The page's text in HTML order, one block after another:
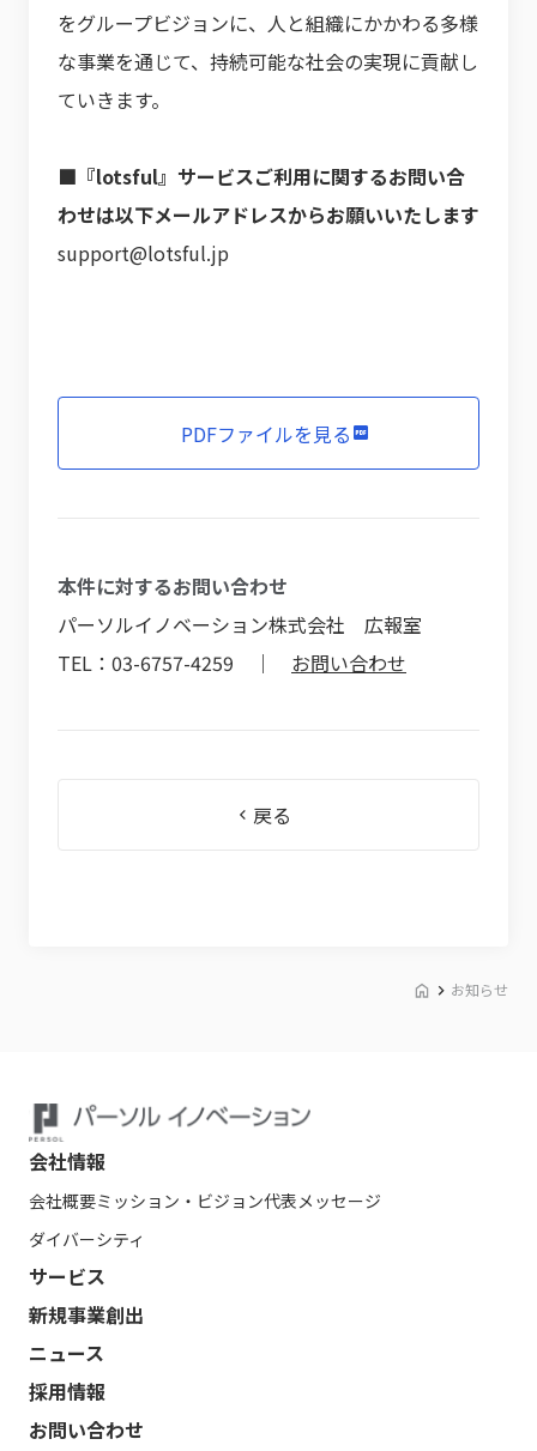
をグループビジョンに、人と組織にかかわる多様
な事業を通じて、持続可能な社会の実現に貢献し
ていきます。
■『lotsful』サービスご利用に関するお問い合
わせは以下メールアドレスからお願いいたします
support@lotsful.jp
PDFファイルを見る
本件に対するお問い合わせ
パーソルイノベーション株式会社 広報室
TEL：03-6757-4259 ｜ お問い合わせ
戻る
お知らせ
会社情報
会社概要ミッション・ビジョン代表メッセージ
ダイバーシティ
サービス
新規事業創出
ニュース
採用情報
お問い合わせ